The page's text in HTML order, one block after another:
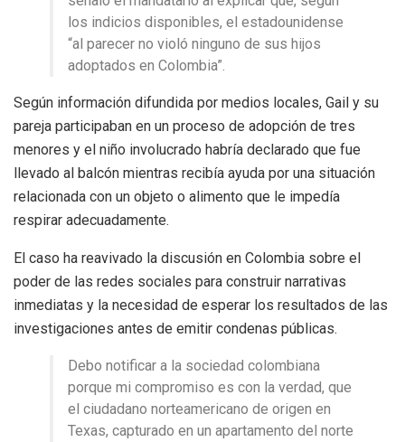
los indicios disponibles, el estadounidense
“al parecer no violó ninguno de sus hijos
adoptados en Colombia”.
Según información difundida por medios locales, Gail y su
pareja participaban en un proceso de adopción de tres
menores y el niño involucrado habría declarado que fue
llevado al balcón mientras recibía ayuda por una situación
relacionada con un objeto o alimento que le impedía
respirar adecuadamente.
El caso ha reavivado la discusión en Colombia sobre el
poder de las redes sociales para construir narrativas
inmediatas y la necesidad de esperar los resultados de las
investigaciones antes de emitir condenas públicas.
Debo notificar a la sociedad colombiana
porque mi compromiso es con la verdad, que
el ciudadano norteamericano de origen en
Texas, capturado en un apartamento del norte